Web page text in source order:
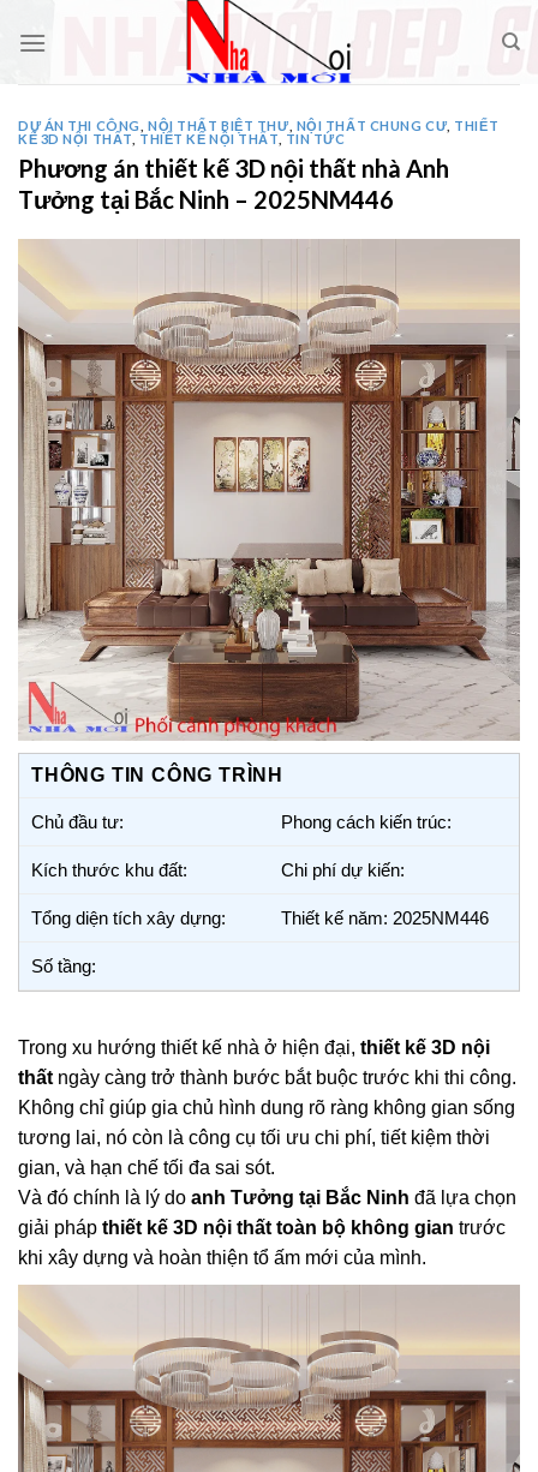
DỰ ÁN THI CÔNG NỘI THẤT BIỆT THƯ NỘI THẤT CHUNG CƯ THIẾT
KẾ 3D NỘI THẤT
THIẾT KẾ NỘI THẤT TIN TỨC
Phương án thiết kế 3D nội thất nhà Anh
Tưởng tại Bắc Ninh – 2025NM446
THÔNG TIN CÔNG TRÌNH
Chủ đầu tư: Phong cách kiến trúc:
Kích thước khu đất: Chi phí dự kiến:
Tổng diện tích xây dựng: Thiết kế năm: 2025NM446
Số tầng:
Trong xu hướng thiết kế nhà ở hiện đại, thiết kế 3D nội
thất ngày càng trở thành bước bắt buộc trước khi thi công.
Không chỉ giúp gia chủ hình dung rõ ràng không gian sống
tương lai, nó còn là công cụ tối ưu chi phí, tiết kiệm thời
gian, và hạn chế tối đa sai sót.
Và đó chính là lý do anh Tưởng tại Bắc Ninh đã lựa chọn
giải pháp thiết kế 3D nội thất toàn bộ không gian trước
khi xây dựng và hoàn thiện tổ ấm mới của mình.